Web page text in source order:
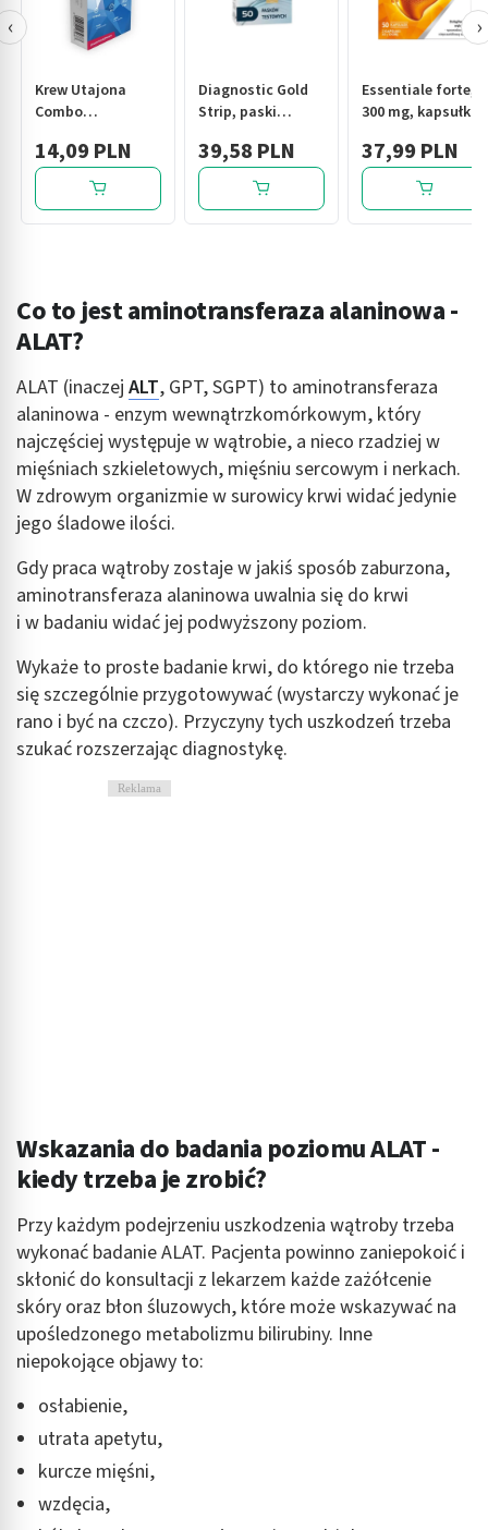
Krew Utajona
Combo
transferyna), test
diagnostyczny, 1
szt.
14,09 PLN
Diagnostic Gold
Strip, paski
pomiaru poziomu
glukozy we krwi,
50 szt.
39,58 PLN
Essentiale forte,
300 mg, kapsułki,
37,99 PLN
‹ ›
Co to jest aminotransferaza alaninowa -
ALAT?
ALAT (inaczej ALT, GPT, SGPT) to aminotransferaza
alaninowa - enzym wewnątrzkomórkowym, który
najczęściej występuje w wątrobie, a nieco rzadziej w
mięśniach szkieletowych, mięśniu sercowym i nerkach.
W zdrowym organizmie w surowicy krwi widać jedynie
jego śladowe ilości.
Gdy praca wątroby zostaje w jakiś sposób zaburzona,
aminotransferaza alaninowa uwalnia się do krwi
i w badaniu widać jej podwyższony poziom.
Wykaże to proste badanie krwi, do którego nie trzeba
się szczególnie przygotowywać (wystarczy wykonać je
rano i być na czczo). Przyczyny tych uszkodzeń trzeba
szukać rozszerzając diagnostykę.
Reklama
Wskazania do badania poziomu ALAT -
kiedy trzeba je zrobić?
Przy każdym podejrzeniu uszkodzenia wątroby trzeba
wykonać badanie ALAT. Pacjenta powinno zaniepokoić i
skłonić do konsultacji z lekarzem każde zażółcenie
skóry oraz błon śluzowych, które może wskazywać na
upośledzonego metabolizmu bilirubiny. Inne
niepokojące objawy to:
osłabienie,
utrata apetytu,
kurcze mięśni,
wzdęcia,